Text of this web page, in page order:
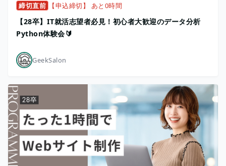
締切直前 【申込締切】 あと0時間
【28卒】IT就活志望者必見！初心者大歓迎のデータ分析
Python体験会🔰
GeekSalon